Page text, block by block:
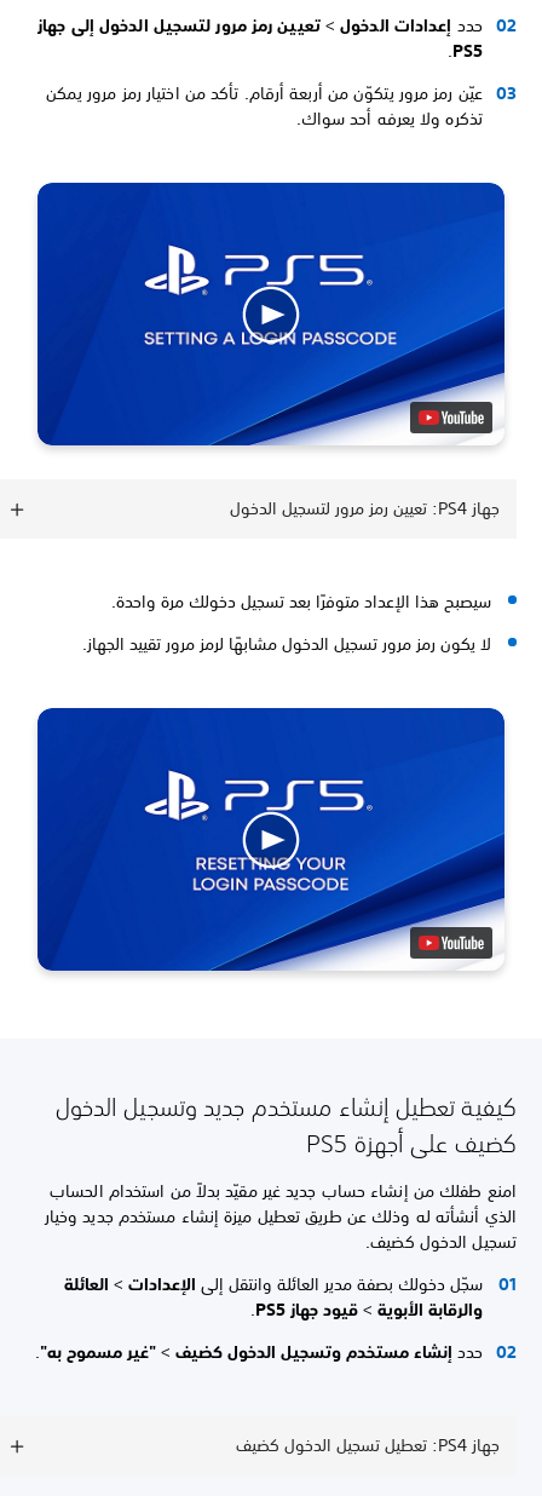
حددإعدادات الدخول>تعيين رمز مرور لتسجيل الدخول إلى جهاز
PS5
.
عيّن رمز مرور يتكوّن من أربعة أرقام. تأكد من اختيار رمز مرور يمكن
تذكره ولا يعرفه أحد سواك.
جهاز PS4: تعيين رمز مرور لتسجيل الدخول
سيصبح هذا الإعداد متوفرًا بعد تسجيل دخولك مرة واحدة.
لا يكون رمز مرور تسجيل الدخول مشابهًا لرمز مرور تقييد الجهاز.
كيفية تعطيل إنشاء مستخدم جديد وتسجيل الدخول
كضيف على أجهزة PS5
امنع طفلك من إنشاء حساب جديد غير مقيّد بدلاً من استخدام الحساب
الذي أنشأته له وذلك عن طريق تعطيل ميزة إنشاء مستخدم جديد وخيار
تسجيل الدخول كضيف.
سجّل دخولك بصفة مدير العائلة وانتقل إلىالإعدادات>العائلة
والرقابة الأبوية>قيود جهاز PS5
.
حددإنشاء مستخدم وتسجيل الدخول كضيف>"غير مسموح به".
جهاز PS4: تعطيل تسجيل الدخول كضيف